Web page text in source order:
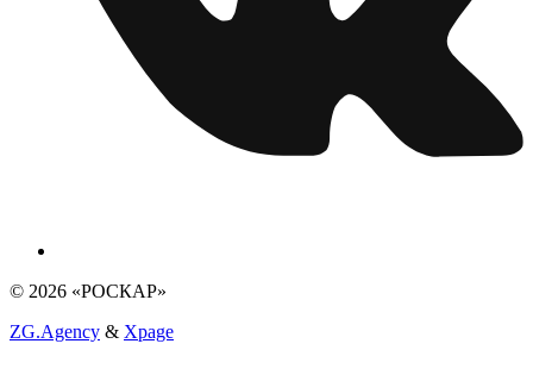
© 2026 «РОСКАР»
ZG.Agency & Xpage